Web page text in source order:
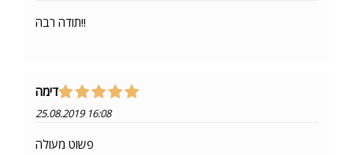
תודה רבה!!
דימה
25.08.2019 16:08
פשוט מעולה